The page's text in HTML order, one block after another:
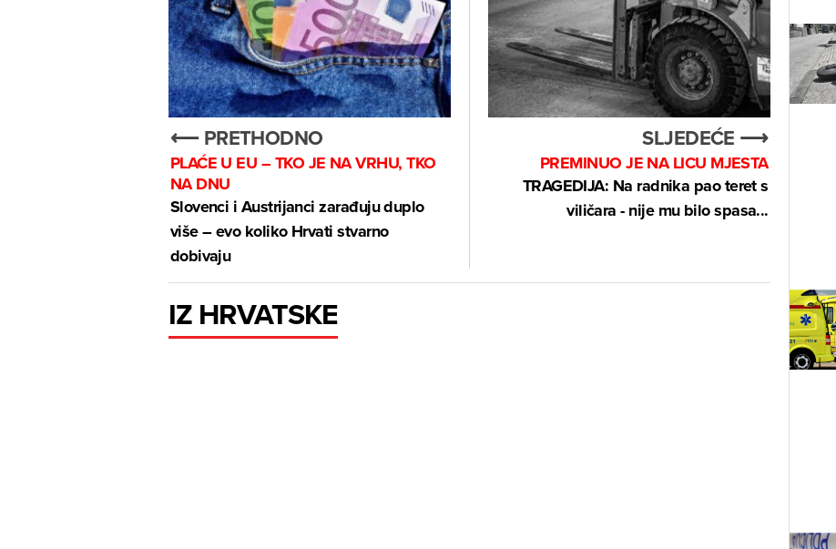
⟵ PRETHODNO
PLAĆE U EU – TKO JE NA VRHU, TKO
NA DNU
Slovenci i Austrijanci zarađuju duplo
više – evo koliko Hrvati stvarno
dobivaju
SLJEDEĆE ⟶
PREMINUO JE NA LICU MJESTA
TRAGEDIJA: Na radnika pao teret s
viličara - nije mu bilo spasa...
IZ HRVATSKE